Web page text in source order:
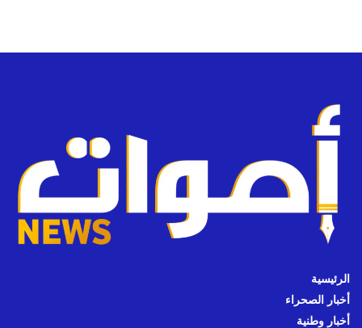
الرئيسية
أخبار الصحراء
أخبار وطنية